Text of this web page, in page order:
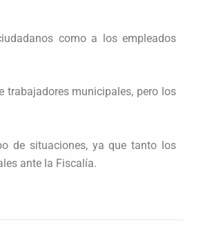
como a los empleados
trabajadores municipales, pero los
de situaciones, ya que tanto los
ante la Fiscalía.